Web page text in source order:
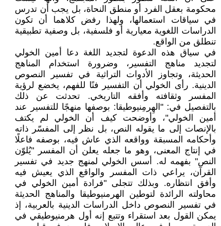
محكومة بعقل الفرد أو منطق النحاة، بل يجب أن تدرس
في سياقات استعمالها، ولهذا رفض كلاهما أن تكون
الدراسات اللغوية معيارية أو فلسفية، بل وصفية تطبيقية
تنطلق من الواقع.
في سياق هذه الدعوة لتجديد اللغة دعا أمين الخولي
لتجديد مناهج التفسير، وضرورة استخدام المناهج
الحديثة، وتجاوز الأدوات التراثية في تفسير النصوص
الدينية. رأى الخولي أن التفسير فنًا للفهم، يخضع لرؤية
المفسر وثقافته وأفقه التاريخي. تحدثت عن ذلك
بالتفصيل في: "الهِرمِنيوطيقا: بوصفها منهجًا للتفسير عند
أمين الخولي"، وأوضحت كيف أن الخولي لم يكتف
بالإنصات إلى ما يقوله النص، بل نظر إلى المفسّر ذاته
وأحكامه المسبقة وواقعه الذي عاش فيه، بوصفه فاعلًا
في إنتاج المعنى، وهو ما جعله يعلن أن المفسر "يُلوّن
النص" بفهمه له. أسس الخولي لمنهج جديد في تفسير
القرآن، يراعي ذات المفسر والواقع الذي يعيش فيه
وأفق انتظاره. وبذلك تتجلى "فرادة أمين الخولي في
محاولته الرائدة لتوطين الهرمنيوطيقا والمناهج الحديثة
في تفسير النصوص داخل الدراسات الدينية بالعربية، إذ
يمكن القول بعد استقراء وتتبع إنه أول هرمنيوطيقي في